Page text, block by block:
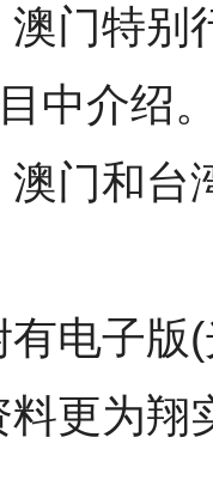
澳门特别
中介绍
门和台
有电子版
料更为翔